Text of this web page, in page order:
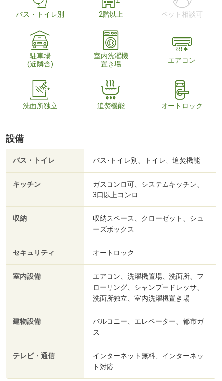
バス・トイレ別 2階以上 ペット相談可
駐車場
(近隣含)
室内洗濯機
置き場
エアコン
洗面所独立 追焚機能 オートロック
設備
バス・トイレ バス･トイレ別、トイレ、追焚機能
キッチン
ガスコンロ可、システムキッチン、
3口以上コンロ
収納
収納スペース、クローゼット、シュ
ーズボックス
セキュリティ オートロック
室内設備
エアコン、洗濯機置場、洗面所、フ
ローリング、シャンプードレッサ、
洗面所独立、室内洗濯機置き場
建物設備
バルコニー、エレベーター、都市ガ
ス
テレビ・通信
インターネット無料、インターネッ
ト対応